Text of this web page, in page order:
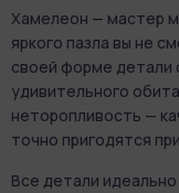
Хамелеон — мастер
яркого пазла вы не
своей форме детали
удивительного
неторопливость —
точно пригодятся
Все детали идеально